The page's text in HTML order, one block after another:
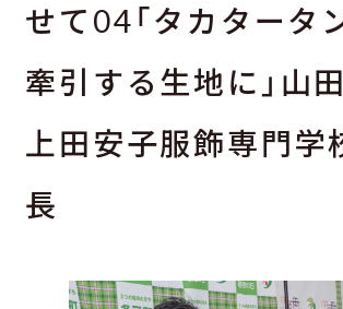
せて04「タカタータ
牽引する生地に」山
上田安子服飾専門学
長